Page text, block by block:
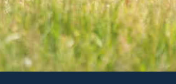
LÄGG I VARUKORGEN
Art. nr R34-FHBTN.014